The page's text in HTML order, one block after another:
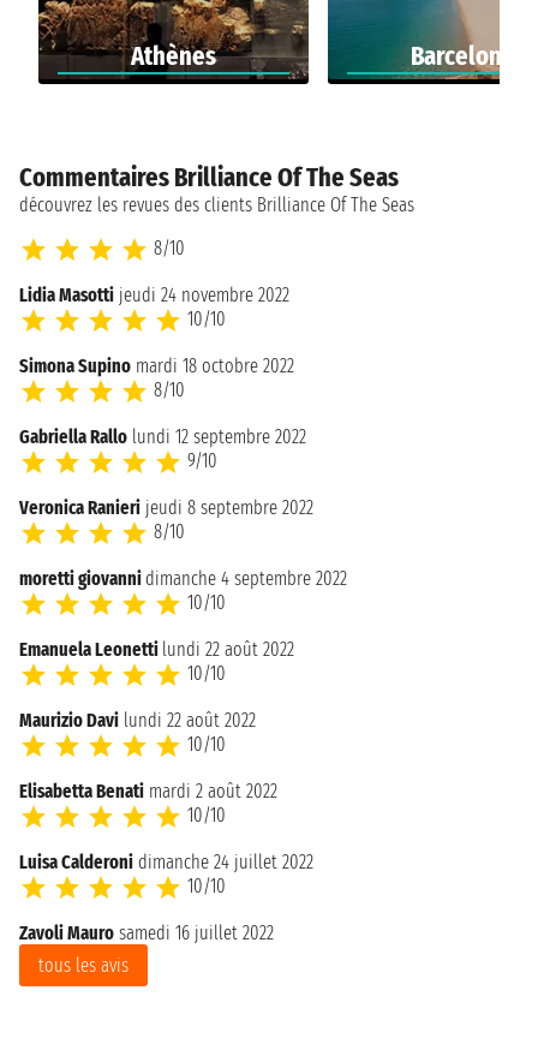
Athènes Barcelone
Commentaires Brilliance Of The Seas
découvrez les revues des clients Brilliance Of The Seas
8/10
Lidia Masotti jeudi 24 novembre 2022
10/10
Simona Supino mardi 18 octobre 2022
8/10
Gabriella Rallo lundi 12 septembre 2022
9/10
Veronica Ranieri jeudi 8 septembre 2022
8/10
moretti giovannidimanche 4 septembre 2022
10/10
Emanuela Leonetti lundi 22 août 2022
10/10
Maurizio Davi lundi 22 août 2022
10/10
Elisabetta Benati mardi 2 août 2022
10/10
Luisa Calderoni dimanche 24 juillet 2022
10/10
Zavoli Mauro samedi 16 juillet 2022
tous les avis